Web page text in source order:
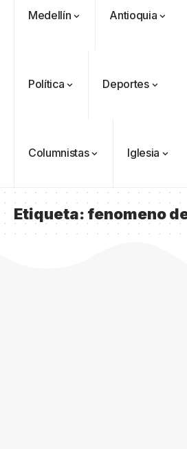
Medellín Antioquia
Política Deportes
Columnistas Iglesia
Etiqueta:fenomeno